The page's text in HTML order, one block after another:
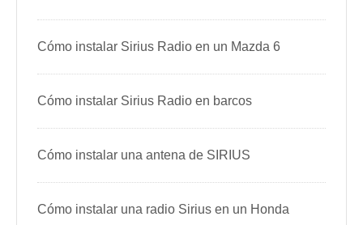
Cómo instalar Sirius Radio en un Mazda 6
Cómo instalar Sirius Radio en barcos
Cómo instalar una antena de SIRIUS
Cómo instalar una radio Sirius en un Honda